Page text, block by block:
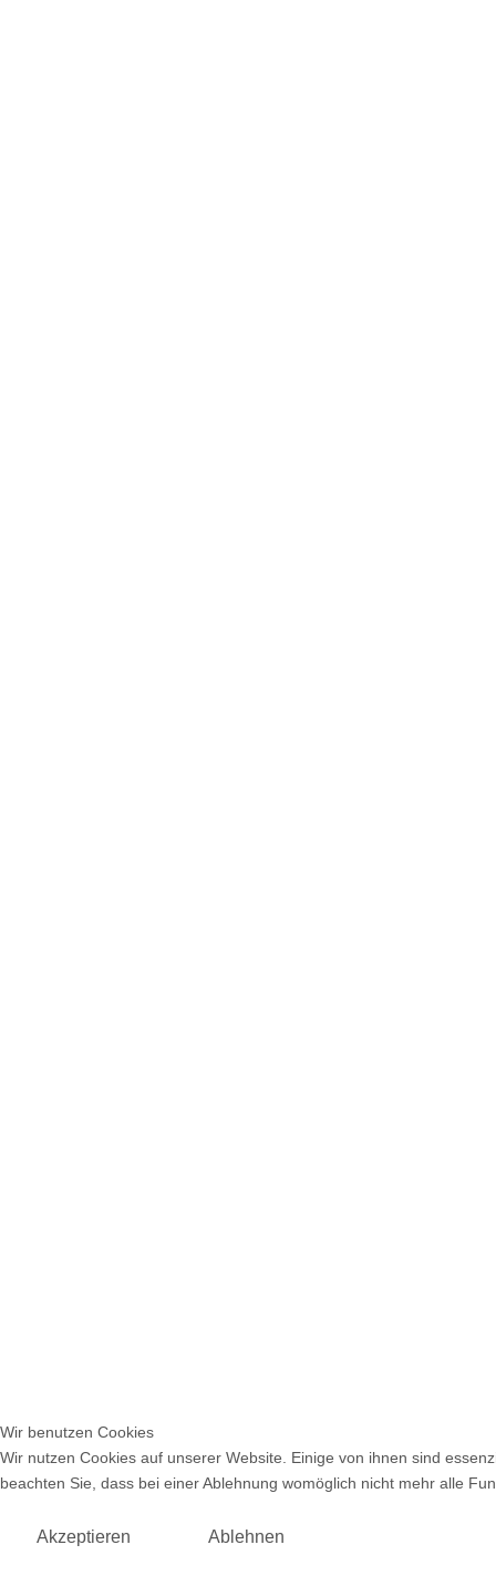
Wir benutzen Cookies
Wir nutzen Cookies auf unserer Website. Einige von ihnen sind
beachten Sie, dass bei einer Ablehnung womöglich nicht mehr alle
Akzeptieren Ablehnen